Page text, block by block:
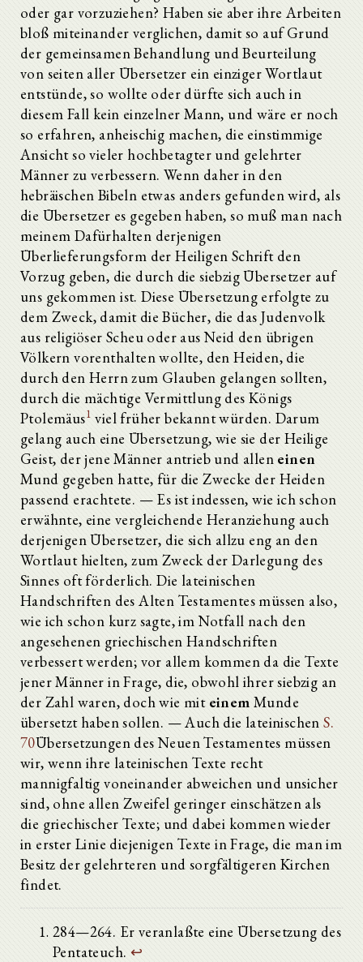
oder gar vorzuziehen? Haben sie aber ihre Arbeiten
bloß miteinander verglichen, damit so auf Grund
der gemeinsamen Behandlung und Beurteilung
von seiten aller Übersetzer ein einziger Wortlaut
entstünde, so wollte oder dürfte sich auch in
diesem Fall kein einzelner Mann, und wäre er noch
so erfahren, anheischig machen, die einstimmige
Ansicht so vieler hochbetagter und gelehrter
Männer zu verbessern. Wenn daher in den
hebräischen Bibeln etwas anders gefunden wird, als
die Übersetzer es gegeben haben, so muß man nach
meinem Dafürhalten derjenigen
Überlieferungsform der Heiligen Schrift den
Vorzug geben, die durch die siebzig Übersetzer auf
uns gekommen ist. Diese Übersetzung erfolgte zu
dem Zweck, damit die Bücher, die das Judenvolk
aus religiöser Scheu oder aus Neid den übrigen
Völkern vorenthalten wollte, den Heiden, die
durch den Herrn zum Glauben gelangen sollten,
durch die mächtige Vermittlung des Königs
Ptolemäus1 viel früher bekannt würden. Darum
gelang auch eine Übersetzung, wie sie der Heilige
Geist, der jene Männer antrieb und allen einen
Mund gegeben hatte, für die Zwecke der Heiden
passend erachtete. — Es ist indessen, wie ich schon
erwähnte, eine vergleichende Heranziehung auch
derjenigen Übersetzer, die sich allzu eng an den
Wortlaut hielten, zum Zweck der Darlegung des
Sinnes oft förderlich. Die lateinischen
Handschriften des Alten Testamentes müssen also,
wie ich schon kurz sagte, im Notfall nach den
angesehenen griechischen Handschriften
verbessert werden; vor allem kommen da die Texte
jener Männer in Frage, die, obwohl ihrer siebzig an
der Zahl waren, doch wie mit einem Munde
übersetzt haben sollen. — Auch die lateinischenS.
70Übersetzungen des Neuen Testamentes müssen
wir, wenn ihre lateinischen Texte recht
mannigfaltig voneinander abweichen und unsicher
sind, ohne allen Zweifel geringer einschätzen als
die griechischer Texte; und dabei kommen wieder
in erster Linie diejenigen Texte in Frage, die man im
Besitz der gelehrteren und sorgfältigeren Kirchen
findet.
284—264. Er veranlaßte eine Übersetzung des
Pentateuch. ↩